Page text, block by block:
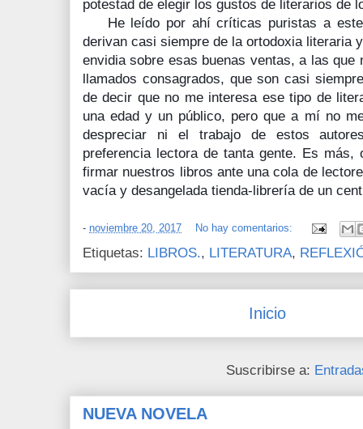
potestad de elegir los gustos de literarios de
He leído por ahí críticas puristas a este
derivan casi siempre de la ortodoxia literaria
envidia sobre esas buenas ventas, a las que
llamados consagrados, que son casi
de decir que no me interesa ese tipo de
una edad y un público, pero que a mí no
despreciar ni el trabajo de estos
preferencia lectora de tanta gente. Es más,
firmar nuestros libros ante una cola de
vacía y desangelada tienda-librería de
- noviembre 20, 2017 No hay comentarios:
Etiquetas: LIBROS., LITERATURA,
Inicio
Suscribirse a:
NUEVA NOVELA